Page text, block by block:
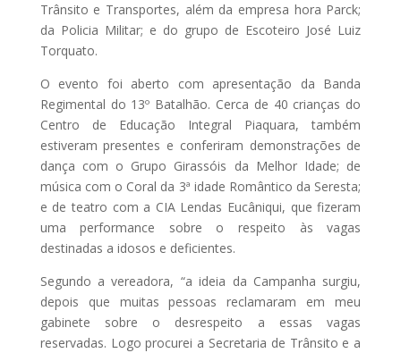
Trânsito e Transportes, além da empresa hora Parck;
da Policia Militar; e do grupo de Escoteiro José Luiz
Torquato.
O evento foi aberto com apresentação da Banda
Regimental do 13º Batalhão. Cerca de 40 crianças do
Centro de Educação Integral Piaquara, também
estiveram presentes e conferiram demonstrações de
dança com o Grupo Girassóis da Melhor Idade; de
música com o Coral da 3ª idade Romântico da Seresta;
e de teatro com a CIA Lendas Eucâniqui, que fizeram
uma performance sobre o respeito às vagas
destinadas a idosos e deficientes.
Segundo a vereadora, “a ideia da Campanha surgiu,
depois que muitas pessoas reclamaram em meu
gabinete sobre o desrespeito a essas vagas
reservadas. Logo procurei a Secretaria de Trânsito e a